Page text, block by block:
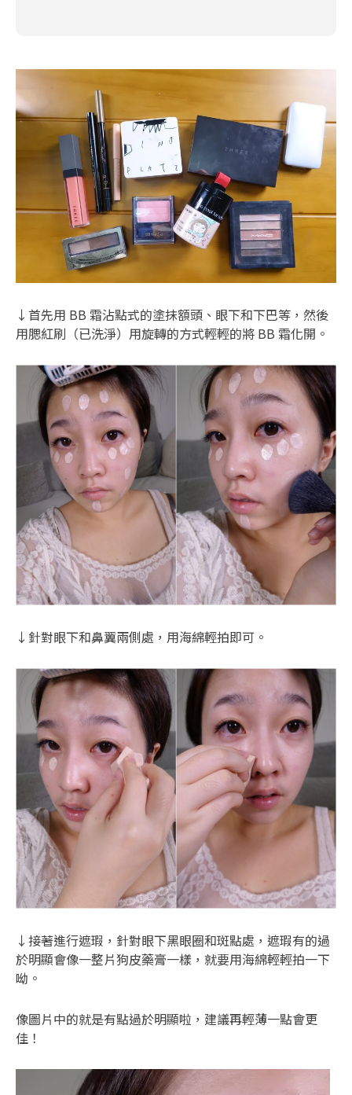
↓首先用 BB 霜沾點式的塗抹額頭、眼下和下巴等，然後
用腮紅刷（已洗淨）用旋轉的方式輕輕的將 BB 霜化開。
↓針對眼下和鼻翼兩側處，用海綿輕拍即可。
↓接著進行遮瑕，針對眼下黑眼圈和斑點處，遮瑕有的過
於明顯會像一整片狗皮藥膏一樣，就要用海綿輕輕拍一下
呦。
像圖片中的就是有點過於明顯啦，建議再輕薄一點會更
佳！